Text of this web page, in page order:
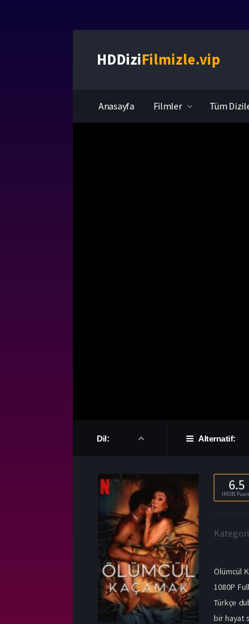
HDDiziFilmizle.vip
Anasayfa Filmler Tüm
Dil: Alternatif:
6.5
IMDB
Kategori
Ölümcül
1080P
Türkçe
bir hayat